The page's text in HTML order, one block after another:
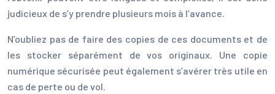
judicieux de s’y prendre plusieurs mois à l’avance.
N’oubliez pas de faire des copies de ces documents et de
les stocker séparément de vos originaux. Une copie
numérique sécurisée peut également s’avérer très utile en
cas de perte ou de vol.